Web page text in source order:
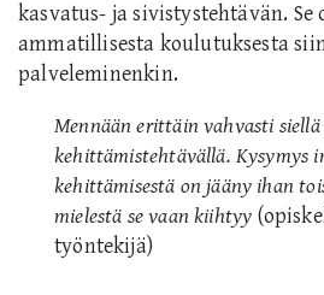
kasvatus- ja sivistystehtävän.
ammatillisesta koulutuksesta
palveleminenkin.
Mennään erittäin vahvasti
kehittämistehtävällä. Kysymys
kehittämisestä on jääny ihan
mielestä se vaan kiihtyy
työntekijä)